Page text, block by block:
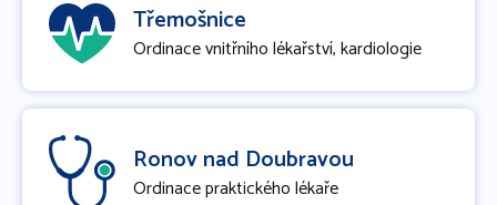
Třemošnice
Ordinace vnitřního lékařství, kardiologie
Ronov nad Doubravou
Ordinace praktického lékaře